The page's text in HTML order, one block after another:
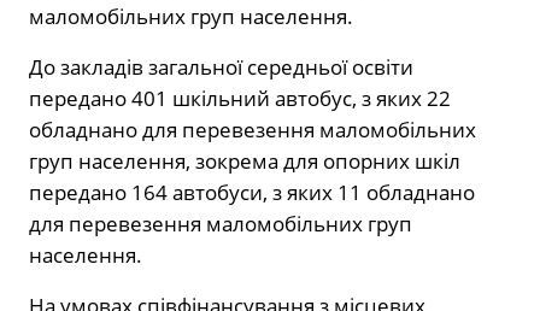
маломобільних груп населення.
До закладів загальної середньої освіти
передано 401 шкільний автобус, з яких 22
обладнано для перевезення маломобільних
груп населення, зокрема для опорних шкіл
передано 164 автобуси, з яких 11 обладнано
для перевезення маломобільних груп
населення.